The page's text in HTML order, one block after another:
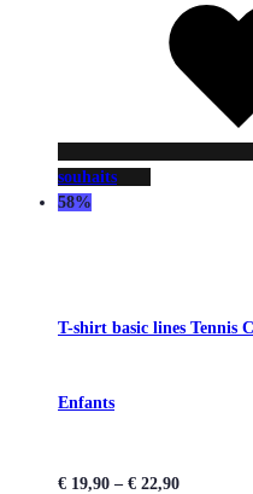
souhaits
58%
T-shirt basic lines Tennis
Enfants
€ 19,90 – € 22,90